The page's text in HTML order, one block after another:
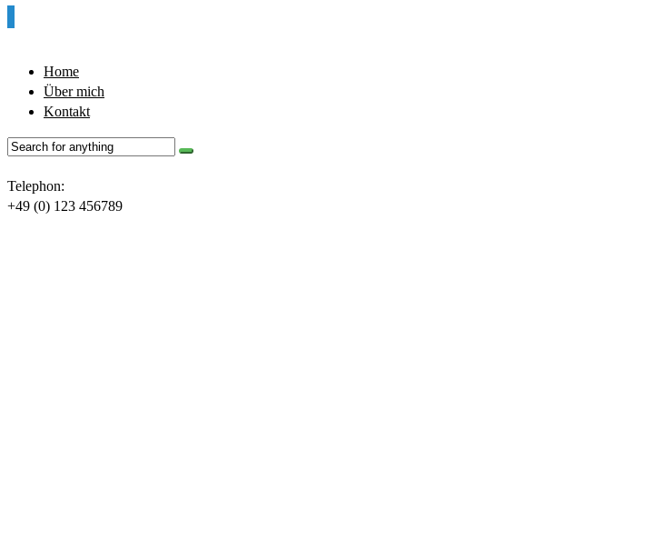
Home
Über mich
Kontakt
Telephon:
+49 (0) 123 456789